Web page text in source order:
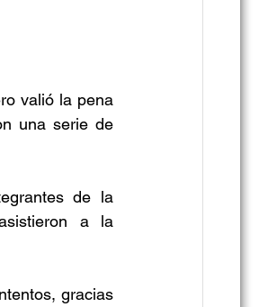
valió la pena
una serie de
de la
a la
gracias